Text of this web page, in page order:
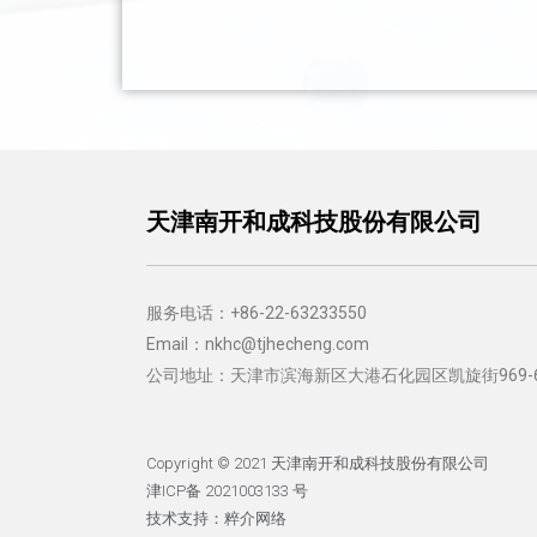
天津南开和成科技股份有限公司
服务电话：+86-22-63233550
Email：nkhc@tjhecheng.com
公司地址：天津市滨海新区大港石化园区凯旋街
Copyright © 2021 天津南开和成科技股份有限公司
津ICP备 2021003133 号
技术支持：粹介网络